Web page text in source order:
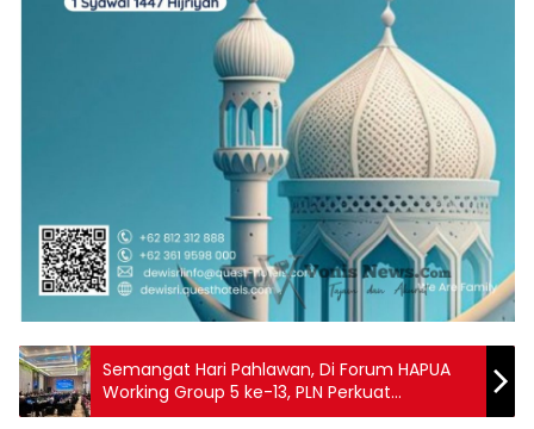
Semangat Hari Pahlawan, Di Forum HAPUA
Working Group 5 ke-13, PLN Perkuat
Transformasi SDM sebagai Fondasi Transisi